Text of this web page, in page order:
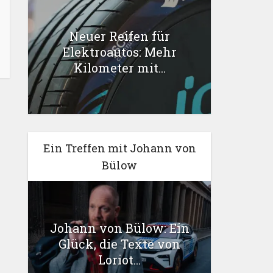
Neuer Reifen für
Elektroautos: Mehr
Kilometer mit...
Ein Treffen mit Johann von
Bülow
Johann von Bülow: Ein
Glück, die Texte von
Loriot...